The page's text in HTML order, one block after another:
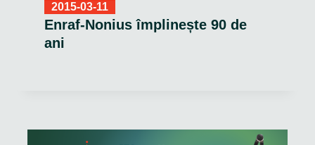
2015-03-11
Enraf-Nonius împlinește 90 de
ani